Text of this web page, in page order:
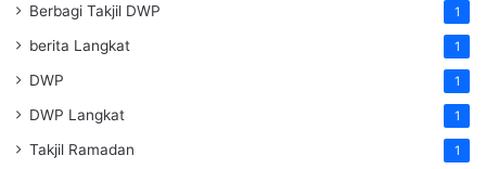
Berbagi Takjil DWP 1
berita Langkat 1
DWP 1
DWP Langkat 1
Takjil Ramadan 1